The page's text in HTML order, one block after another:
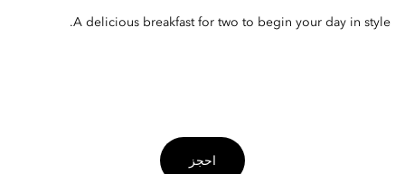
A delicious breakfast for two to begin your day in style.
احجز